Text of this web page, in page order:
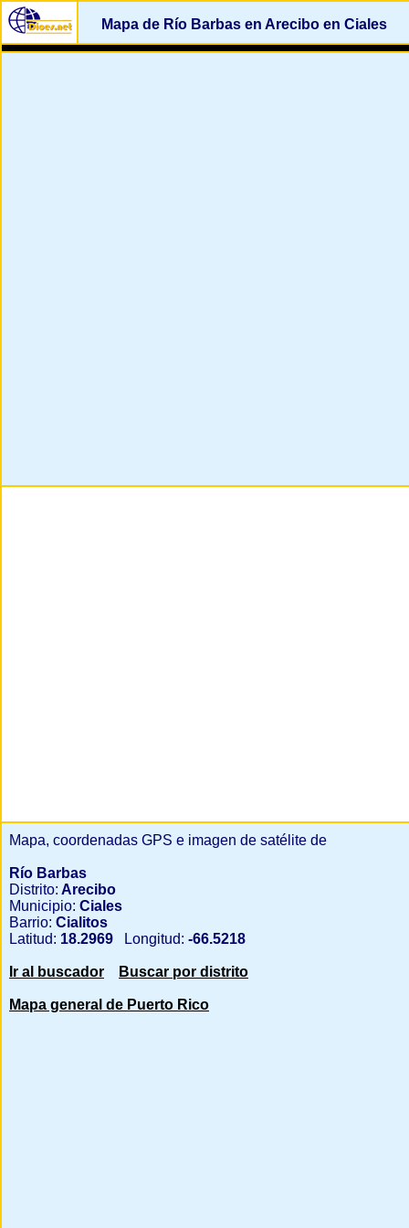
Mapa de Río Barbas en Arecibo en Ciales
Mapa, coordenadas GPS e imagen de satélite de
Río Barbas
Distrito: Arecibo
Municipio: Ciales
Barrio: Cialitos
Latitud: 18.2969 Longitud: -66.5218
Ir al buscador Buscar por distrito
Mapa general de Puerto Rico